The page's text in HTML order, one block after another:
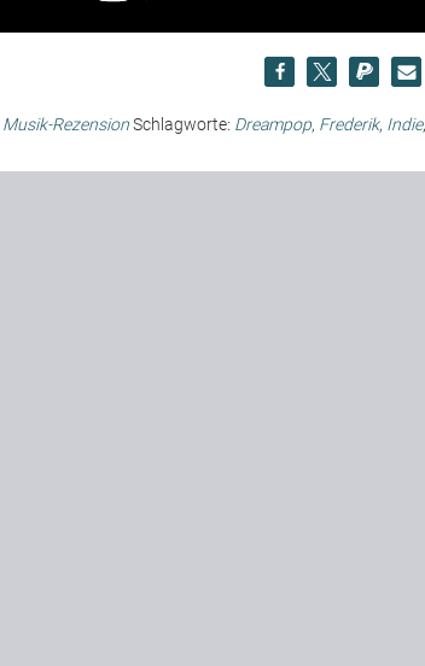
Musik-RezensionSchlagworte: Dreampop, Frederik, Indie,